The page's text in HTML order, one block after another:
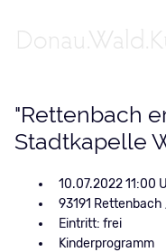
"Rettenbach
Stadtkapelle
10.07.2022 11:00
93191
Eintritt: frei
Kinderprogramm